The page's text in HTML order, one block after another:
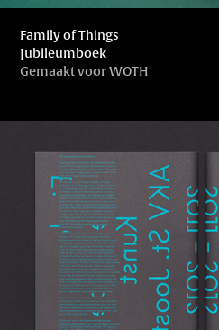
Family of Things
Jubileumboek
Gemaakt voor WOTH